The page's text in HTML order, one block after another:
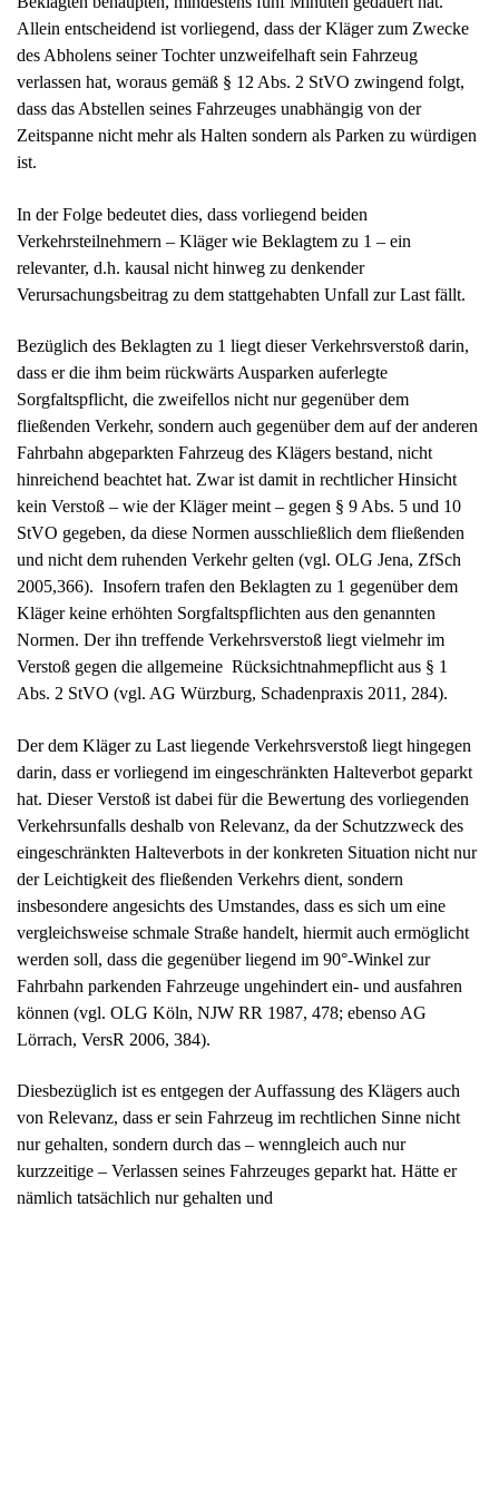
In der Folge bedeutet dies, dass vorliegend beiden
Verkehrsteilnehmern – Kläger wie Beklagtem zu 1 – ein
relevanter, d.h. kausal nicht hinweg zu denkender
Verursachungsbeitrag zu dem stattgehabten Unfall zur Last fällt.
Bezüglich des Beklagten zu 1 liegt dieser Verkehrsverstoß darin,
dass er die ihm beim rückwärts Ausparken auferlegte
fließenden Verkehr, sondern auch gegenüber dem auf der anderen
Fahrbahn abgeparkten Fahrzeug des Klägers bestand, nicht
hinreichend beachtet hat. Zwar ist damit in rechtlicher Hinsicht
kein Verstoß – wie der Kläger meint – gegen § 9 Abs. 5 und 10
und nicht dem ruhenden Verkehr gelten (vgl. OLG Jena, ZfSch
2005,366). Insofern trafen den Beklagten zu 1 gegenüber dem
Kläger keine erhöhten Sorgfaltspflichten aus den genannten
Normen. Der ihn treffende Verkehrsverstoß liegt vielmehr im
Verstoß gegen die allgemeine Rücksichtnahmepflicht aus § 1
Abs. 2 StVO (vgl. AG Würzburg, Schadenpraxis 2011, 284).
Der dem Kläger zu Last liegende Verkehrsverstoß liegt hingegen
darin, dass er vorliegend im eingeschränkten Halteverbot geparkt
hat. Dieser Verstoß ist dabei für die Bewertung des vorliegenden
Verkehrsunfalls deshalb von Relevanz, da der Schutzzweck des
eingeschränkten Halteverbots in der konkreten Situation nicht nur
der Leichtigkeit des fließenden Verkehrs dient, sondern
insbesondere angesichts des Umstandes, dass es sich um eine
werden soll, dass die gegenüber liegend im 90°-Winkel zur
Fahrbahn parkenden Fahrzeuge ungehindert ein- und ausfahren
können (vgl. OLG Köln, NJW RR 1987, 478; ebenso AG
Lörrach, VersR 2006, 384).
Diesbezüglich ist es entgegen der Auffassung des Klägers auch
von Relevanz, dass er sein Fahrzeug im rechtlichen Sinne nicht
nur gehalten, sondern durch das – wenngleich auch nur
kurzzeitige – Verlassen seines Fahrzeuges geparkt hat. Hätte er
nämlich tatsächlich nur gehalten und